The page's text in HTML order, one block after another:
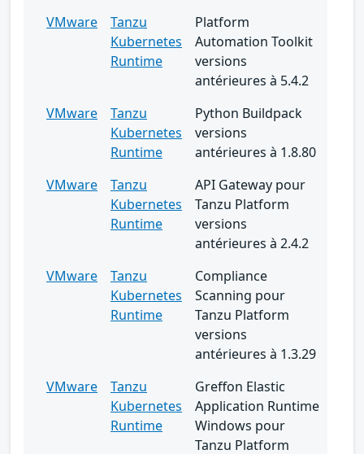
VMware
Tanzu
Kubernetes
Runtime
Platform
Automation Toolkit
versions
antérieures à 5.4.2
VMware
Tanzu
Kubernetes
Runtime
Python Buildpack
versions
antérieures à 1.8.80
VMware
Tanzu
Kubernetes
Runtime
API Gateway pour
Tanzu Platform
versions
antérieures à 2.4.2
VMware
Tanzu
Kubernetes
Runtime
Compliance
Scanning pour
Tanzu Platform
versions
antérieures à 1.3.29
VMware
Tanzu
Kubernetes
Runtime
Greffon Elastic
Application Runtime
Windows pour
Tanzu Platform